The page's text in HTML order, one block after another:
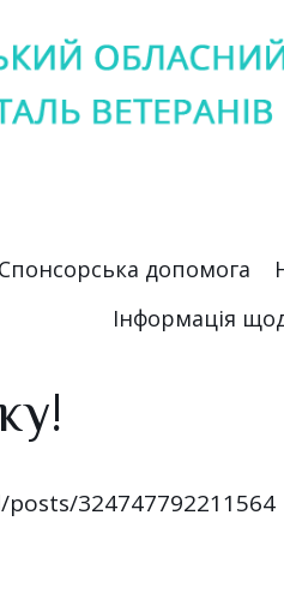
Спонсорська допомога
Інформація
324747792211564